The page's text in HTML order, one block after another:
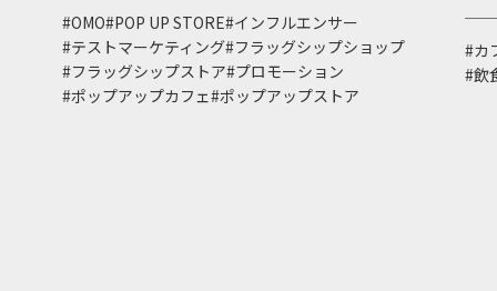
#OMO#POP UP STORE#インフルエンサー
#テストマーケティング#フラッグシップショップ
#フラッグシップストア#プロモーション
#ポップアップカフェ#ポップアップストア
#カ
#飲